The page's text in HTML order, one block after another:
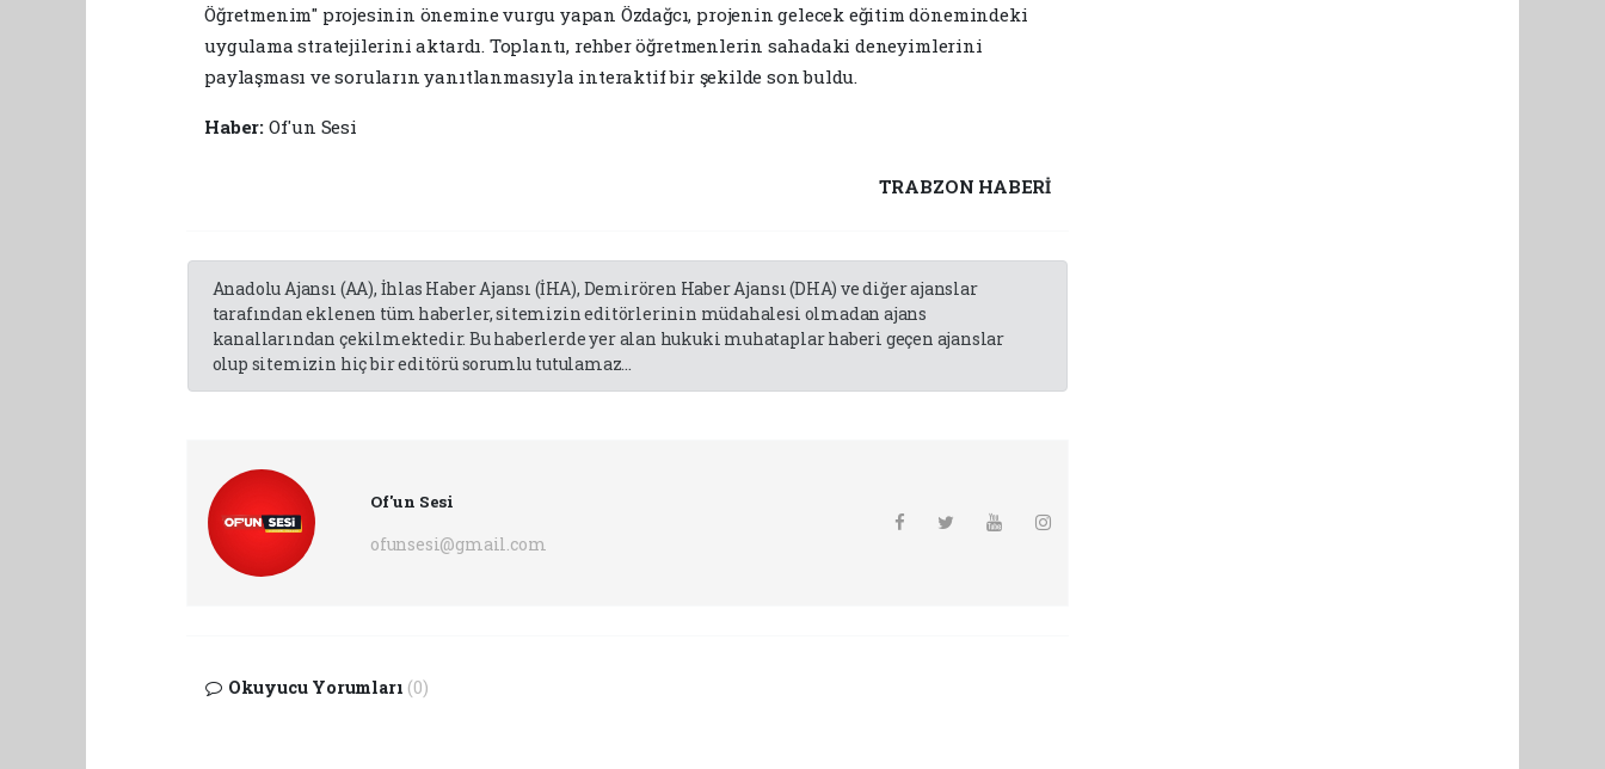
Öğretmenim" projesinin önemine vurgu yapan Özdağcı, projenin gelecek eğitim dönemindeki
uygulama stratejilerini aktardı. Toplantı, rehber öğretmenlerin sahadaki deneyimlerini
paylaşması ve soruların yanıtlanmasıyla interaktif bir şekilde son buldu.
Haber:Of'un Sesi
TRABZON HABERİ
Anadolu Ajansı (AA), İhlas Haber Ajansı (İHA), Demirören Haber Ajansı (DHA) ve diğer ajanslar
tarafından eklenen tüm haberler, sitemizin editörlerinin müdahalesi olmadan ajans
kanallarından çekilmektedir. Bu haberlerde yer alan hukuki muhataplar haberi geçen ajanslar
olup sitemizin hiç bir editörü sorumlu tutulamaz...
Of'un Sesi
ofunsesi@gmail.com
Okuyucu Yorumları (0)